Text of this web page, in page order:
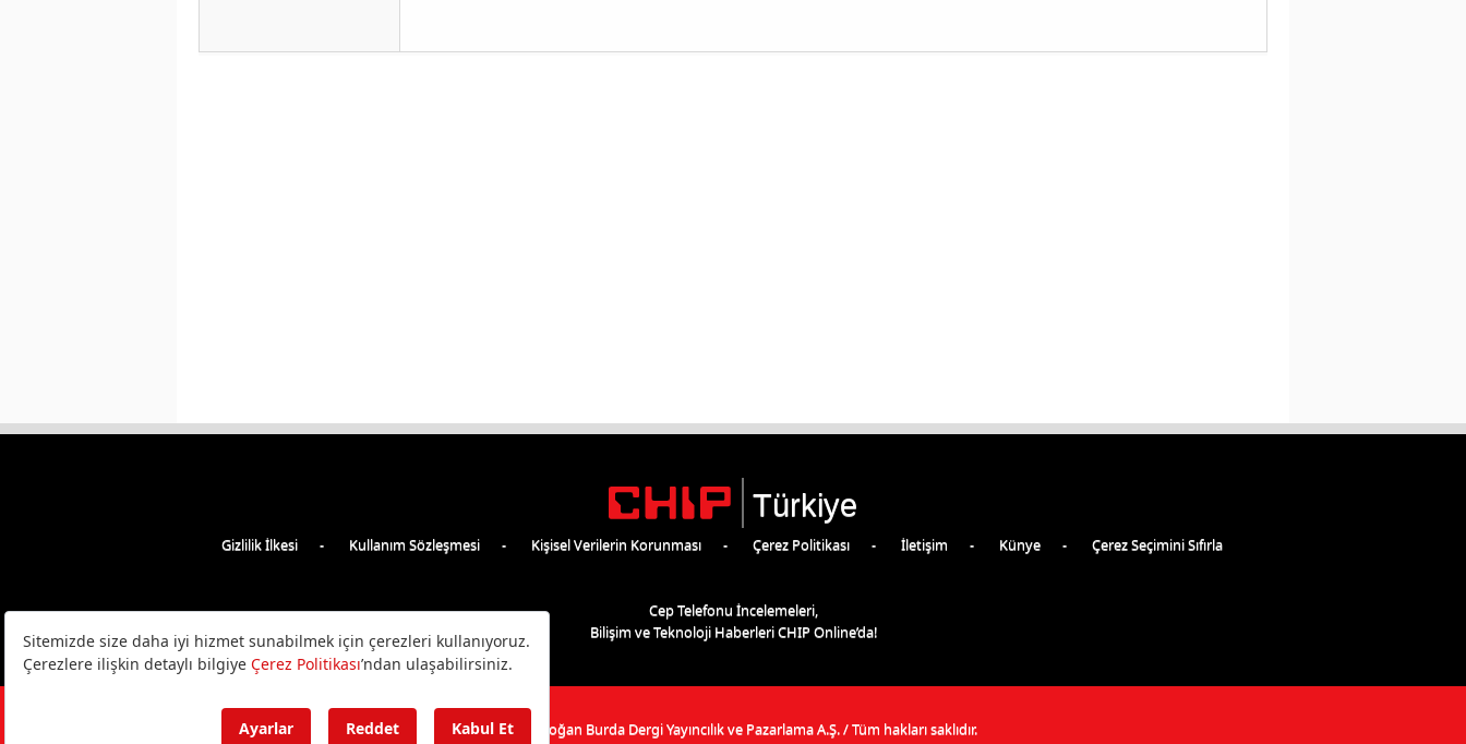
Türkiye
Gizlilik İlkesi Kullanım Sözleşmesi Kişisel Verilerin Korunması Çerez Politikası İletişim Künye Çerez Seçimini Sıfırla
Cep Telefonu İncelemeleri,
Bilişim ve Teknoloji Haberleri CHIP Online’da!
©2026 Doğan Burda Dergi Yayıncılık ve Pazarlama A.Ş./ Tüm hakları saklıdır.